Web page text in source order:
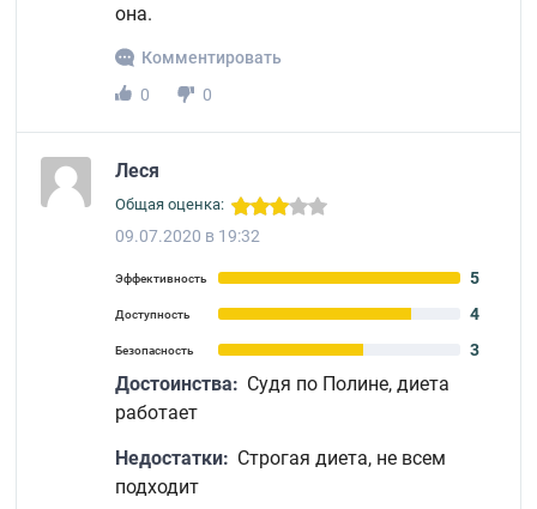
она.
Комментировать
0
0
Леся
Общая оценка:
09.07.2020 в 19:32
Эффективность 5
Доступность 4
Безопасность 3
Достоинства: Судя по Полине, диета
работает
Недостатки: Строгая диета, не всем
подходит